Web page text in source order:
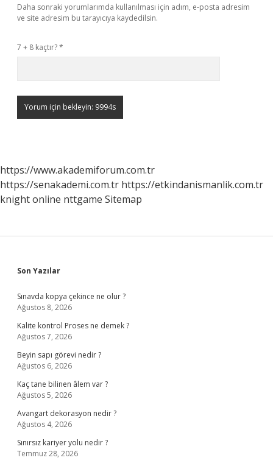
Daha sonraki yorumlarımda kullanılması için adım, e-posta adresim
ve site adresim bu tarayıcıya kaydedilsin.
7 + 8 kaçtır?*
https://www.akademiforum.com.tr
https://senakademi.com.tr https://etkindanismanlik.com.tr
knight online nttgame Sitemap
Sidebar
Son Yazılar
Sınavda kopya çekince ne olur ?
Ağustos 8, 2026
Kalite kontrol Proses ne demek ?
Ağustos 7, 2026
Beyin sapı görevi nedir ?
Ağustos 6, 2026
Kaç tane bilinen âlem var ?
Ağustos 5, 2026
Avangart dekorasyon nedir ?
Ağustos 4, 2026
Sınırsız kariyer yolu nedir ?
Temmuz 28, 2026